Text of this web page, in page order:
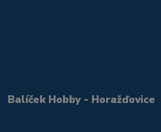
Balíček Hobby - Horažďovice